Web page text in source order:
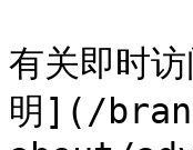
有关即时
明](/